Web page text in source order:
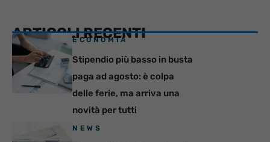
ARTICOLI RECENTI
ECONOMIA
Stipendio più basso in busta
paga ad agosto: è colpa
delle ferie, ma arriva una
novità per tutti
NEWS